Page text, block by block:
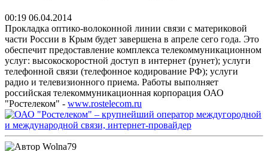
00:19 06.04.2014
Прокладка оптико-волоконной линии связи с материковой
части России в Крым будет завершена в апреле сего года. Это
обеспечит предоставление комплекса телекоммуникационном
услуг: высокоскоростной доступ в интернет (рунет); услуги
телефонной связи (телефонное кодирование РФ); услуги
радио и телевизионного приема. Работы выполняет
российская телекоммуникационная корпорация ОАО
"Ростелеком" - www.rostelecom.ru